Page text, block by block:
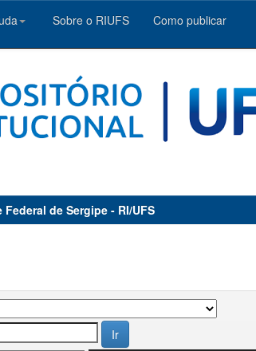
Sobre o RIUFS Como publicar
de Sergipe - RI/UFS